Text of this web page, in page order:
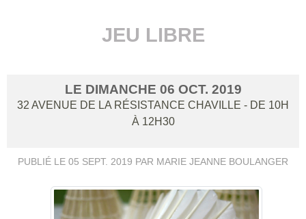
JEU LIBRE
LE DIMANCHE 06 OCT. 2019
32 AVENUE DE LA RÉSISTANCE CHAVILLE - DE 10H
À 12H30
PUBLIÉ LE 05 SEPT. 2019 PAR MARIE JEANNE BOULANGER